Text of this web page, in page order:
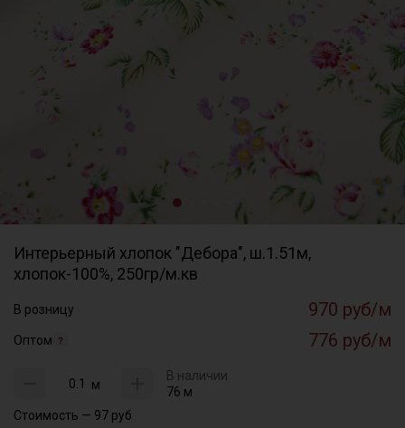
Интерьерный хлопок "Дебора", ш.1.51м,
хлопок-100%, 250гр/м.кв
В розницу 970 руб/м
Оптом 776 руб/м
м
В наличии
76 м
Стоимость — 97 руб